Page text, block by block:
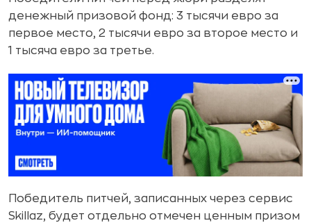
денежный призовой фонд: 3 тысячи евро за
первое место, 2 тысячи евро за второе место и
1 тысяча евро за третье.
Победитель питчей, записанных через сервис
Skillaz, будет отдельно отмечен ценным призом